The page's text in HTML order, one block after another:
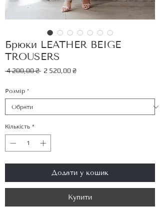
Брюки LEATHER BEIGE
TROUSERS
4 200,00 ₴ Звичайна
2 520,00 ₴За
Розмір *
Кількість *
Додати у кошик
Купити